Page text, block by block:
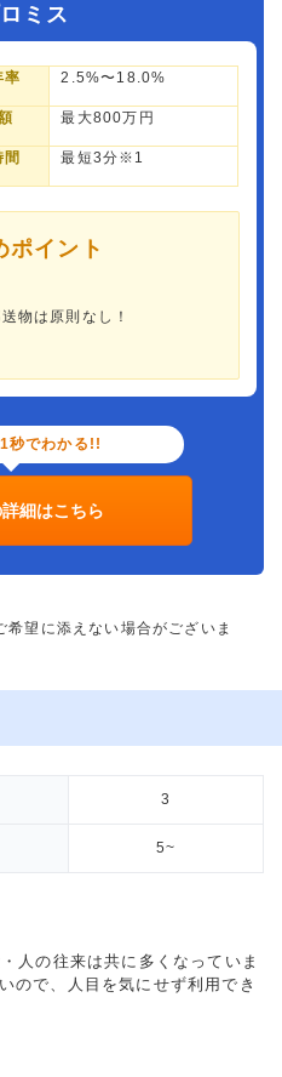
ミス
率 2.5%〜18.0%
最大800万円
間 最短3分※1
ポイント
物は原則なし！
秒でわかる!!
細はこちら
望に添えない場合がございま
3
5~
人の往来は共に多くなっていま
ので、人目を気にせず利用でき